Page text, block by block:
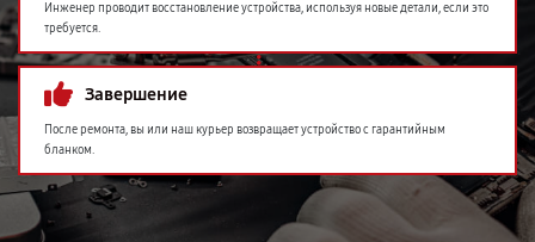
Инженер проводит восстановление устройства, используя новые детали, если это
требуется.
Завершение
После ремонта, вы или наш курьер возвращает устройство с гарантийным
бланком.